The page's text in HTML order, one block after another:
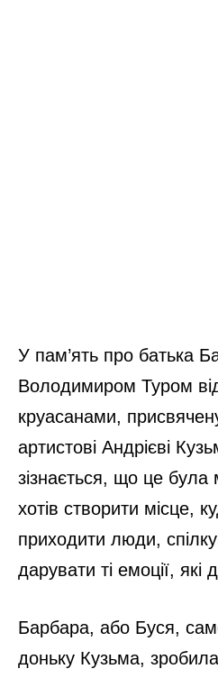
У пам’ять про батька
Володимиром Туром
круасанами,
артистові Андрієві
зізнається, що це була
хотів створити місце,
приходити люди,
дарувати ті емоції, які
Барбара, або Буся,
доньку Кузьма,